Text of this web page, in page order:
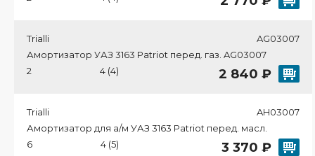
Trialli
AG03007
Амортизатор УАЗ 3163 Patriot перед. газ. AG03007
2
4 (4) 2 840 ₽
Trialli
AH03007
Амортизатор для а/м УАЗ 3163 Patriot перед. масл.
6
4 (5) 3 370 ₽